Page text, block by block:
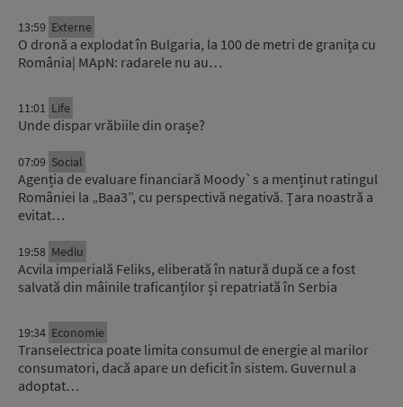
13:59 Externe
O dronă a explodat în Bulgaria, la 100 de metri de granița cu
România| MApN: radarele nu au…
11:01 Life
Unde dispar vrăbiile din orașe?
07:09 Social
Agenția de evaluare financiară Moody`s a menținut ratingul
României la „Baa3”, cu perspectivă negativă. Țara noastră a
evitat…
19:58 Mediu
Acvila imperială Feliks, eliberată în natură după ce a fost
salvată din mâinile traficanților și repatriată în Serbia
19:34 Economie
Transelectrica poate limita consumul de energie al marilor
consumatori, dacă apare un deficit în sistem. Guvernul a
adoptat…